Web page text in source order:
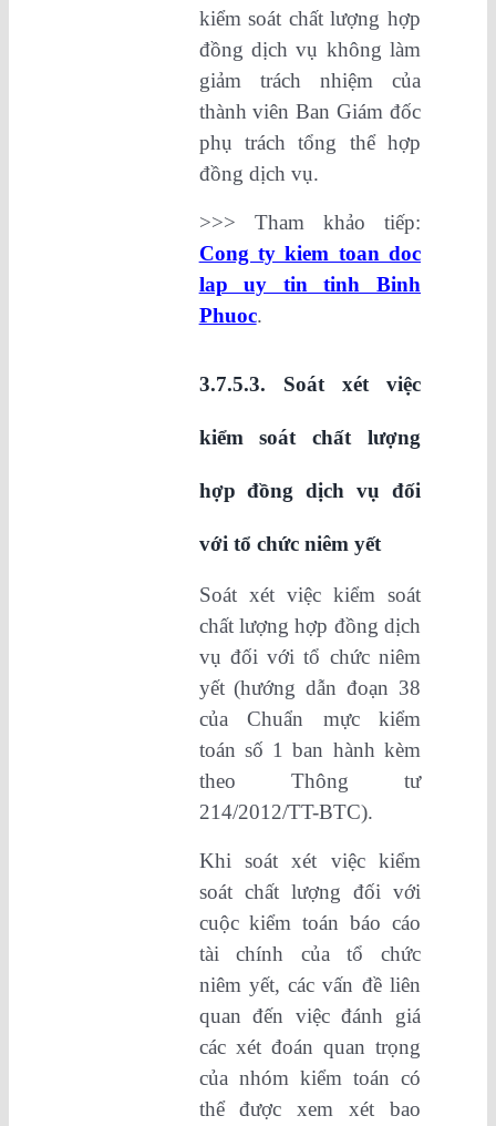
kiểm soát chất lượng hợp
đồng dịch vụ không làm
giảm trách nhiệm của
thành viên Ban Giám đốc
phụ trách tổng thể hợp
đồng dịch vụ.
>>> Tham khảo tiếp:
Cong ty kiem toan doc
lap uy tin tinh Binh
Phuoc.
3.7.5.3. Soát xét việc
kiểm soát chất lượng
hợp đồng dịch vụ đối
với tổ chức niêm yết
Soát xét việc kiểm soát
chất lượng hợp đồng dịch
vụ đối với tổ chức niêm
yết (hướng dẫn đoạn 38
của Chuẩn mực kiểm
toán số 1 ban hành kèm
theo Thông tư
214/2012/TT-BTC).
Khi soát xét việc kiểm
soát chất lượng đối với
cuộc kiểm toán báo cáo
tài chính của tổ chức
niêm yết, các vấn đề liên
quan đến việc đánh giá
các xét đoán quan trọng
của nhóm kiểm toán có
thể được xem xét bao